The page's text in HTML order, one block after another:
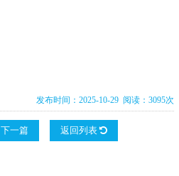
发布时间：2025-10-29 阅读：3095次
下一篇 返回列表